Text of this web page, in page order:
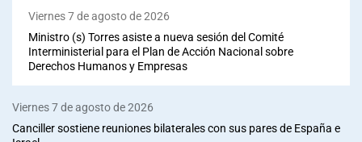
Viernes 7 de agosto de 2026
Ministro (s) Torres asiste a nueva sesión del Comité
Interministerial para el Plan de Acción Nacional sobre
Derechos Humanos y Empresas
Viernes 7 de agosto de 2026
Canciller sostiene reuniones bilaterales con sus pares de España e